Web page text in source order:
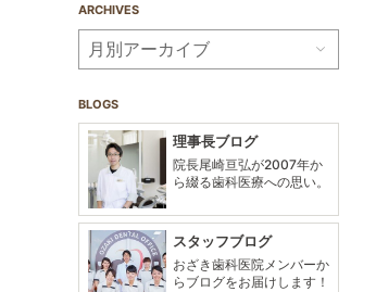
ARCHIVES
BLOGS
理事長ブログ
院長尾崎亘弘が2007年か
ら綴る歯科医療への思い。
スタッフブログ
おざき歯科医院メンバーか
らブログをお届けします！